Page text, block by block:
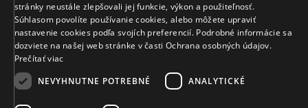
Sídlo spoločnosti
stránky neustále zlepšovali jej funkcie, výkon a použiteľnosť.
Súhlasom povolíte používanie cookies, alebo môžete upraviť
nastavenie cookies podľa svojích preferencií. Podrobné informácie sa
dozviete na našej web stránke v časti Ochrana osobných údajov.
Prečítať viac
NEVYHNUTNE POTREBNÉ
ANALYTICKÉ